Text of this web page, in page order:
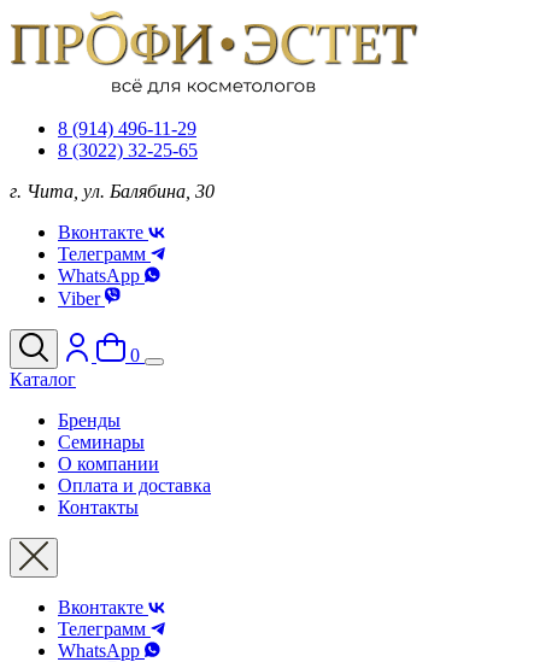
8 (914) 496-11-29
8 (3022) 32-25-65
г. Чита, ул. Балябина, 30
Вконтакте
Телеграмм
WhatsApp
Viber
0
Каталог
Бренды
Семинары
О компании
Оплата и доставка
Контакты
Вконтакте
Телеграмм
WhatsApp